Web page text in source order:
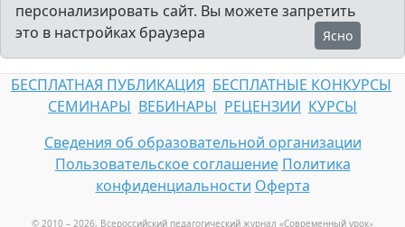
персонализировать сайт. Вы можете запретить
это в настройках браузера
Ясно
БЕСПЛАТНАЯ ПУБЛИКАЦИЯ БЕСПЛАТНЫЕ КОНКУРСЫ
СЕМИНАРЫ ВЕБИНАРЫ РЕЦЕНЗИИ КУРСЫ
Сведения об образовательной организации
Пользовательское соглашение Политика
конфиденциальности Оферта
© 2010 – 2026, Всероссийский педагогический журнал «Современный урок»